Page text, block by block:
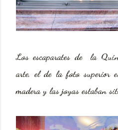
Los escaparates de la
arte, el de la foto superior
madera y las joyas estaban